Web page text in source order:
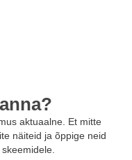
aktuaalne. Et mitte
näiteid ja õppige neid